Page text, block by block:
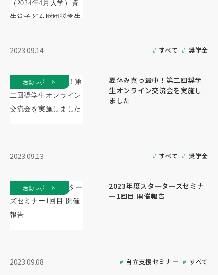
2023.09.14 すべて 奨学金
夏休み真っ最中！第二回奨学
生オンライン交流会を実施し
ました
2023.09.13 すべて 奨学金
活動レポート
2023年度スターターズセミナ
ー1回目 開催報告
2023.09.08 自立支援セミナー すべて
活動レポート